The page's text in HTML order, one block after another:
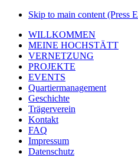
Skip to main content (Press
WILLKOMMEN
MEINE HOCHSTÄTT
VERNETZUNG
PROJEKTE
EVENTS
Quartiermanagement
Geschichte
Trägerverein
Kontakt
FAQ
Impressum
Datenschutz